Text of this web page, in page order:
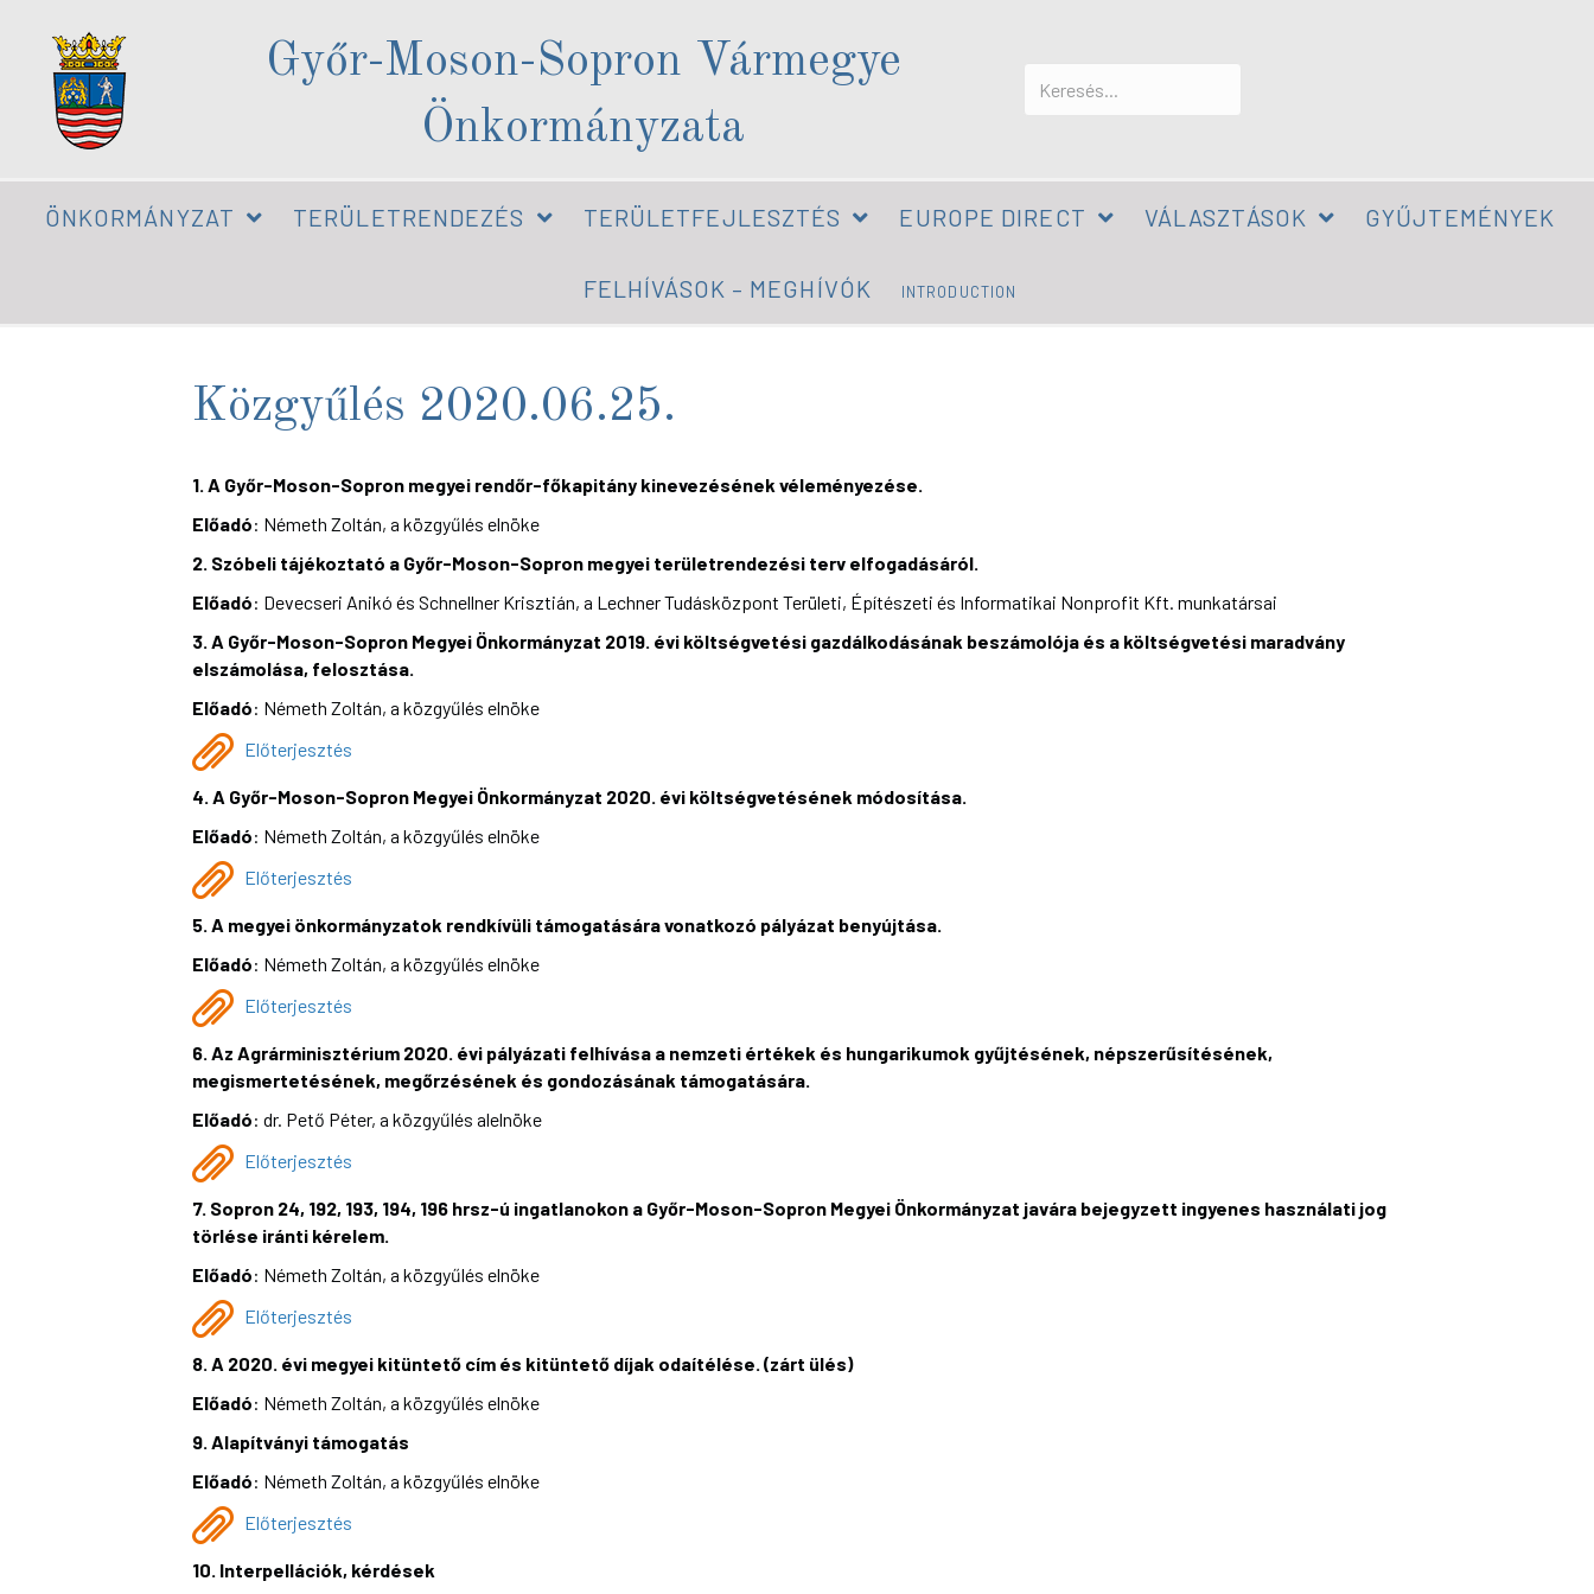
Győr-Moson-Sopron Vármegye
Önkormányzata
ÖNKORMÁNYZAT TERÜLETRENDEZÉS TERÜLETFEJLESZTÉS EUROPE DIRECT VÁLASZTÁSOK GYŰJTEMÉNYEK
FELHÍVÁSOK – MEGHÍVÓK INTRODUCTION
Közgyűlés 2020.06.25.
1. A Győr-Moson-Sopron megyei rendőr-főkapitány kinevezésének véleményezése.
Előadó: Németh Zoltán, a közgyűlés elnöke
2. Szóbeli tájékoztató a Győr-Moson-Sopron megyei területrendezési terv elfogadásáról.
Előadó: Devecseri Anikó és Schnellner Krisztián, a Lechner Tudásközpont Területi, Építészeti és Informatikai Nonprofit Kft. munkatársai
3. A Győr-Moson-Sopron Megyei Önkormányzat 2019. évi költségvetési gazdálkodásának beszámolója és a költségvetési maradvány
elszámolása, felosztása.
Előadó: Németh Zoltán, a közgyűlés elnöke
Előterjesztés
4. A Győr-Moson-Sopron Megyei Önkormányzat 2020. évi költségvetésének módosítása.
Előadó: Németh Zoltán, a közgyűlés elnöke
Előterjesztés
5. A megyei önkormányzatok rendkívüli támogatására vonatkozó pályázat benyújtása.
Előadó: Németh Zoltán, a közgyűlés elnöke
Előterjesztés
6. Az Agrárminisztérium 2020. évi pályázati felhívása a nemzeti értékek és hungarikumok gyűjtésének, népszerűsítésének,
megismertetésének, megőrzésének és gondozásának támogatására.
Előadó: dr. Pető Péter, a közgyűlés alelnöke
Előterjesztés
7. Sopron 24, 192, 193, 194, 196 hrsz-ú ingatlanokon a Győr-Moson-Sopron Megyei Önkormányzat javára bejegyzett ingyenes használati jog
törlése iránti kérelem.
Előadó: Németh Zoltán, a közgyűlés elnöke
Előterjesztés
8. A 2020. évi megyei kitüntető cím és kitüntető díjak odaítélése. (zárt ülés)
Előadó: Németh Zoltán, a közgyűlés elnöke
9. Alapítványi támogatás
Előadó: Németh Zoltán, a közgyűlés elnöke
Előterjesztés
10. Interpellációk, kérdések